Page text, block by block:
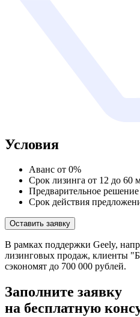
Условия
Аванс от 0%
Срок лизинга от 12 до 60
Предварительное решение
Срок действия
Оставить заявку
В рамках поддержки Geely,
лизинговых продаж, клиенты
сэкономят до 700 000 рублей.
Заполните заявку
на бесплатную